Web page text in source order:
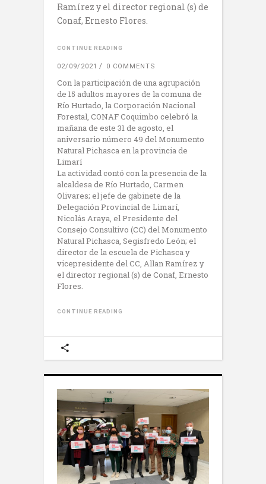
Ramírez y el director regional (s) de
Conaf, Ernesto Flores.
CONTINUE READING
02/09/2021 0 COMMENTS
Con la participación de una agrupación
de 15 adultos mayores de la comuna de
Río Hurtado, la Corporación Nacional
Forestal, CONAF Coquimbo celebró la
mañana de este 31 de agosto, el
aniversario número 49 del Monumento
Natural Pichasca en la provincia de
Limarí
La actividad contó con la presencia de la
alcaldesa de Río Hurtado, Carmen
Olivares; el jefe de gabinete de la
Delegación Provincial de Limarí,
Nicolás Araya, el Presidente del
Consejo Consultivo (CC) del Monumento
Natural Pichasca, Segisfredo León; el
director de la escuela de Pichasca y
vicepresidente del CC, Allan Ramírez y
el director regional (s) de Conaf, Ernesto
Flores.
CONTINUE READING